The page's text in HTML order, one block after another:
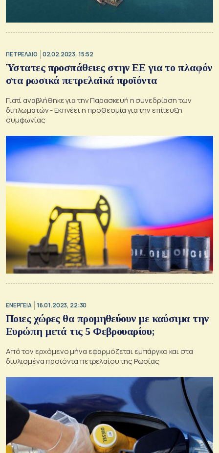
ΠΕΤΡΕΛΑΙΟ 02.02.2023, 15:52
Ύστατες προσπάθειες στην ΕΕ για το πλαφόν
στα ρωσικά πετρελαϊκά προϊόντα
Γιατί αναβλήθηκε για την Παρασκευή η συνεδρίαση των
διπλωματών - Εκπνέει η προθεσμία για την επίτευξη
συμφωνίας
ΕΝΕΡΓΕΙΑ 16.01.2023, 22:30
Ποιες χώρες θα προμηθεύουν με καύσιμα την
Ευρώπη μετά τις 5 Φεβρουαρίου;
Από τον ερχόμενο μήνα εφαρμόζεται εμπάργκο και στα
διυλισμένα προϊόντα πετρελαίου της Ρωσίας